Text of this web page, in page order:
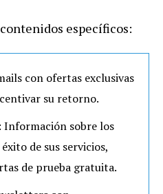
específicos:
con ofertas exclusivas
su retorno.
Información sobre los
de sus servicios,
de prueba gratuita.